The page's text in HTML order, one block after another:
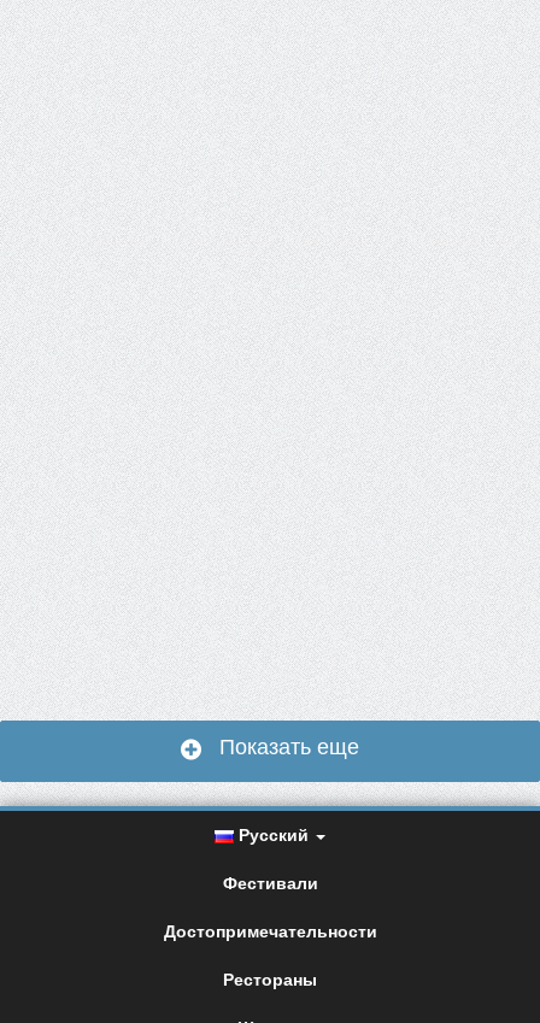
Показать еще
Русский
Фестивали
Достопримечательности
Рестораны